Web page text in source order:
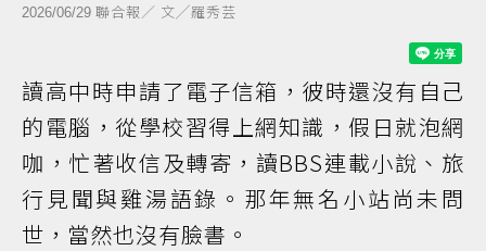
2026/06/29 聯合報／ 文╱羅秀芸
讀高中時申請了電子信箱，彼時還沒有自己
的電腦，從學校習得上網知識，假日就泡網
咖，忙著收信及轉寄，讀BBS連載小說、旅
行見聞與雞湯語錄。那年無名小站尚未問
世，當然也沒有臉書。